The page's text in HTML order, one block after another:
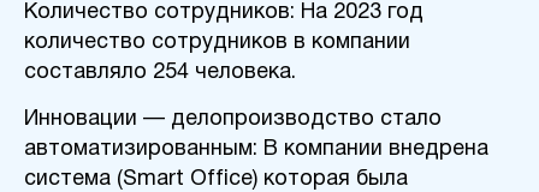
Количество сотрудников: На 2023 год
количество сотрудников в компании
составляло 254 человека.
Инновации — делопроизводство стало
автоматизированным: В компании внедрена
система (Smart Office) которая была